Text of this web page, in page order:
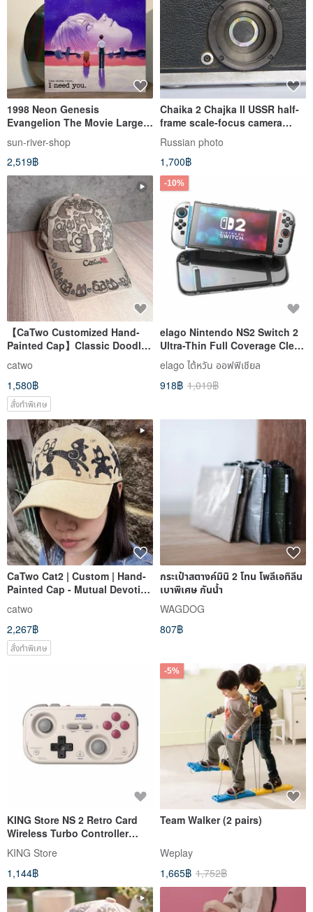
1998 Neon Genesis
Evangelion The Movie Large-
Scale Laser Disc
sun-river-shop
2,519฿
Chaika 2 Chajka II USSR half-
frame scale-focus camera
BelOMO body
Russian photo
1,700฿
【CaTwo Customized Hand-
Painted Cap】Classic Doodle
Series Hand-Painted Art Cap
catwo
1,580฿
สั่งทำพิเศษ
-10%
elago Nintendo NS2 Switch 2
Ultra-Thin Full Coverage Clear
Protective Case
elago ไต้หวัน ออฟฟิเชียล
918฿ 1,019฿
CaTwo Cat2 | Custom | Hand-
Painted Cap - Mutual Devotion
Series - Baseball Cap - Dad
Hat
catwo
2,267฿
สั่งทำพิเศษ
กระเป๋าสตางค์มินิ 2 โทน โพลีเอทิลีน
เบาพิเศษ กันน้ำ
WAGDOG
807฿
KING Store NS 2 Retro Card
Wireless Turbo Controller
(Official Product) Multi-
Platform Support
KING Store
1,144฿
-5%
Team Walker (2 pairs)
Weplay
1,665฿ 1,752฿